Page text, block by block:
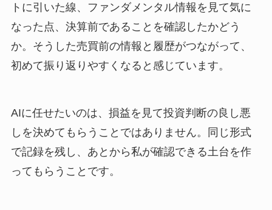
トに引いた線、ファンダメンタル情報を見て気に
なった点、決算前であることを確認したかどう
か。そうした売買前の情報と履歴がつながって、
初めて振り返りやすくなると感じています。
AIに任せたいのは、損益を見て投資判断の良し悪
しを決めてもらうことではありません。同じ形式
で記録を残し、あとから私が確認できる土台を作
ってもらうことです。